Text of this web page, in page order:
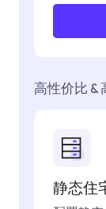
高性价比 &
静态住